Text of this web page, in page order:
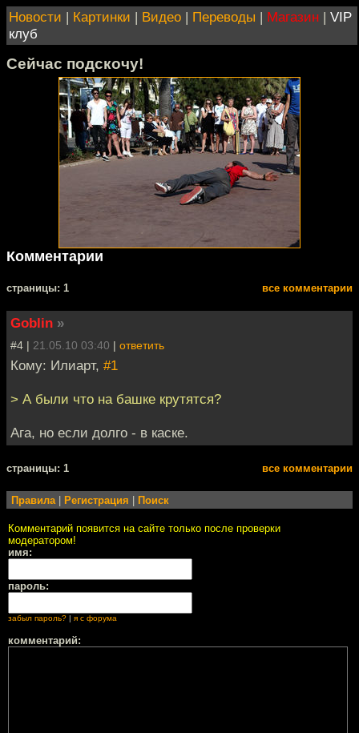
Новости | Картинки | Видео | Переводы | Магазин | VIP
клуб
Сейчас подскочу!
Комментарии
cтраницы: 1 все комментарии
Goblin »
#4 | 21.05.10 03:40 | ответить
Кому: Илиарт, #1
> А были что на башке крутятся?
Ага, но если долго - в каске.
cтраницы: 1 все комментарии
Правила Регистрация Поиск
Комментарий появится на сайте только после проверки
модератором!
имя:
пароль:
забыл пароль? | я с форума
комментарий: